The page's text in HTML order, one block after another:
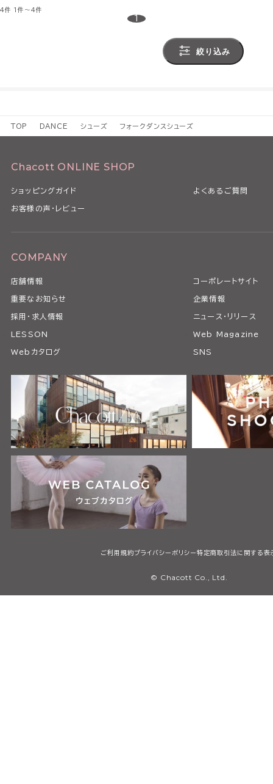
4件 1件～4件
1
絞り込み
TOP DANCE シューズ フォークダンスシューズ
Chacott ONLINE SHOP
ショッピングガイド よくあるご質問
お客様の声・レビュー
COMPANY
店舗情報 コーポレートサイト
重要なお知らせ 企業情報
採用・求人情報 ニュース・リリース
LESSON Web Magazine
Webカタログ SNS
ご利用規約プライバシーポリシー特定商取引法に関する表
© Chacott Co., Ltd.